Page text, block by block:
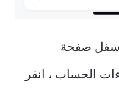
أسفل صفحة
الحساب ، انقر